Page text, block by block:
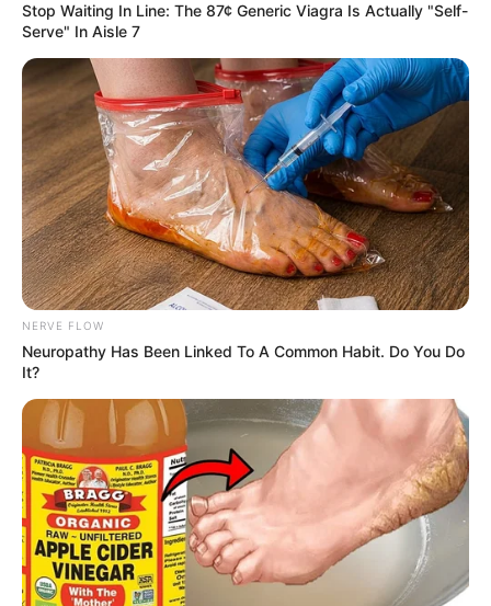
Stop Waiting In Line: The 87¢ Generic Viagra Is Actually "Self-
Serve" In Aisle 7
NERVE FLOW
Neuropathy Has Been Linked To A Common Habit. Do You Do
It?